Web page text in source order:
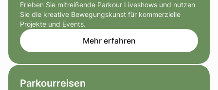
Erleben Sie mitreißende Parkour Liveshows und nutzen
Sie die kreative Bewegungskunst für kommerzielle
Projekte und Events.
Mehr erfahren
Parkourreisen